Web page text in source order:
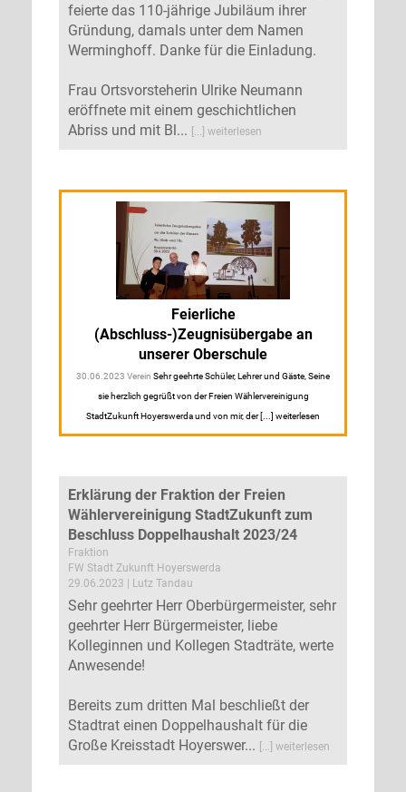
feierte das 110-jährige Jubiläum ihrer
Gründung, damals unter dem Namen
Werminghoff. Danke für die Einladung.
Frau Ortsvorsteherin Ulrike Neumann
eröffnete mit einem geschichtlichen
Abriss und mit Bl... [...] weiterlesen
Feierliche
(Abschluss-)Zeugnisübergabe an
unserer Oberschule
30.06.2023 Verein Sehr geehrte Schüler, Lehrer und Gäste, Seine
sie herzlich gegrüßt von der Freien Wählervereinigung
StadtZukunft Hoyerswerda und von mir, der [...] weiterlesen
Erklärung der Fraktion der Freien
Wählervereinigung StadtZukunft zum
Beschluss Doppelhaushalt 2023/24
Fraktion
FW Stadt Zukunft Hoyerswerda
29.06.2023 | Lutz Tandau
Sehr geehrter Herr Oberbürgermeister, sehr
geehrter Herr Bürgermeister, liebe
Kolleginnen und Kollegen Stadträte, werte
Anwesende!
Bereits zum dritten Mal beschließt der
Stadtrat einen Doppelhaushalt für die
Große Kreisstadt Hoyerswer...
[...] weiterlesen